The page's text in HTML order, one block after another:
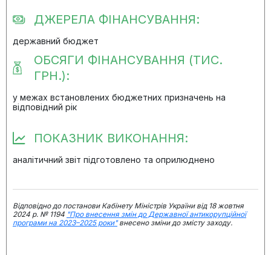
ДЖЕРЕЛА ФІНАНСУВАННЯ:
державний бюджет
ОБСЯГИ ФІНАНСУВАННЯ (ТИС.
ГРН.):
у межах встановлених бюджетних призначень на
відповідний рік
ПОКАЗНИК ВИКОНАННЯ:
аналітичний звіт підготовлено та оприлюднено
Відповідно до постанови Кабінету Міністрів України від 18 жовтня
2024 р. № 1194 "Про внесення змін до Державної антикорупційної
програми на 2023–2025 роки"внесено зміни до змісту заходу.